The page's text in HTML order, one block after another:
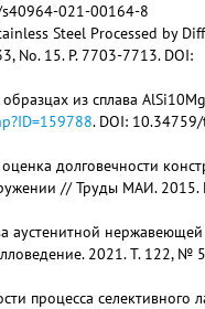
s40964-021-00164-8
Steel Processed by
No. 15. P. 7703-7713. DOI:
из сплава
. DOI:
долговечности
// Труды МАИ. 2015.
аустенитной нержавеющей
2021. Т. 122, №
процесса селективного